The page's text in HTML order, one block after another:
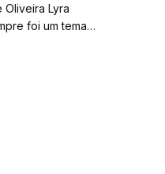
Oliveira Lyra
foi um tema…